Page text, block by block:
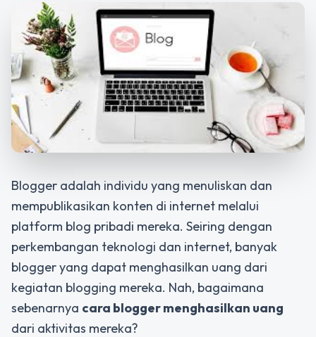
Blogger adalah individu yang menuliskan dan
mempublikasikan konten di internet melalui
platform blog pribadi mereka. Seiring dengan
perkembangan teknologi dan internet, banyak
blogger yang dapat menghasilkan uang dari
kegiatan blogging mereka. Nah, bagaimana
sebenarnya cara blogger menghasilkan uang
dari aktivitas mereka?